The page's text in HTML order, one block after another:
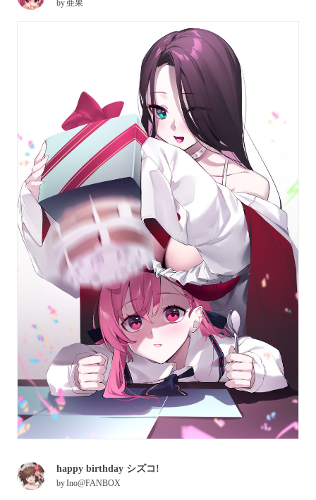
by 亜果
happy birthday シズコ!
byIno@FANBOX